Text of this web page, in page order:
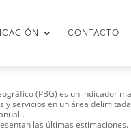
CONTACTO
(PBG) es un indicador
y servicios en un área
.
las últimas estimaciones.